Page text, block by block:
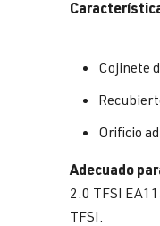
Cojinete
Orificio
Adecuado
2.0 TFSI
TFSI.